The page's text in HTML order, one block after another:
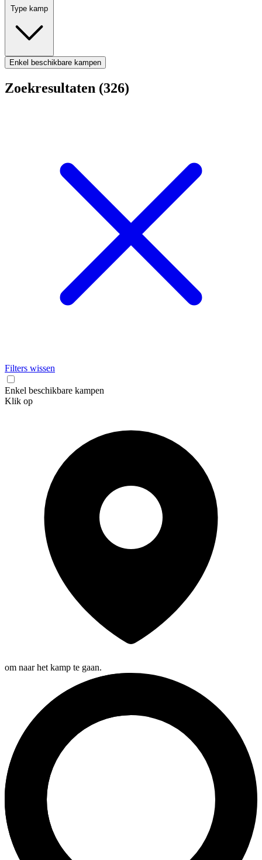
Type kamp
Enkel beschikbare kampen
Zoekresultaten (326)
Filters wissen
Enkel beschikbare kampen
Klik op
om naar het kamp te gaan.